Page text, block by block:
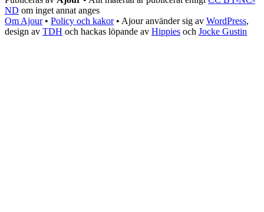
ND om inget annat anges
Om Ajour• Policy och kakor• Ajour använder sig av WordPress,
design av TDH och hackas löpande av Hippies och Jocke Gustin